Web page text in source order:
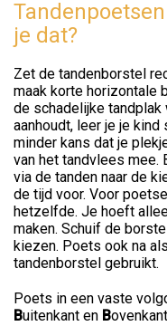
je dat?
Zet de tandenborstel
maak korte horizontale
de schadelijke
aanhoudt, leer je je
minder kans dat je
van het tandvlees mee.
via de tanden naar de
de tijd voor. Voor
hetzelfde. Je hoeft
maken. Schuif de
kiezen. Poets ook na
tandenborstel gebruikt.
Poets in een vaste
Buitenkant en B